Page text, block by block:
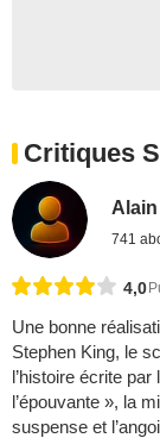
Critiques
Alain
741
4,0
Une bonne
Stephen King, le
l’histoire écrite
l’épouvante », la
suspense et